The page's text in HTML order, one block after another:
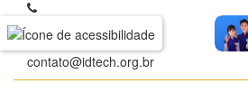
+ 55 (62) 3209.9700
contato@idtech.org.br